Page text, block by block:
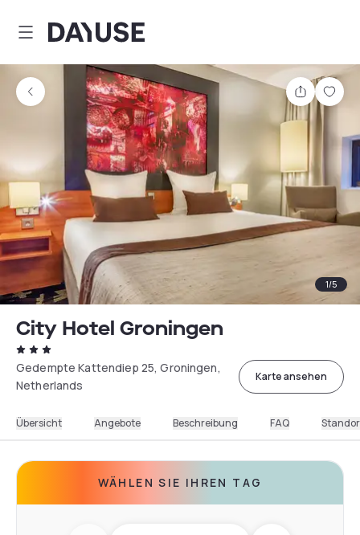
Dayuse
Teilen
1/5
City Hotel Groningen
Gedempte Kattendiep 25, Groningen,
Netherlands
Karte ansehen
Übersicht Angebote Beschreibung FAQ
WÄHLEN SIE IHREN TAG